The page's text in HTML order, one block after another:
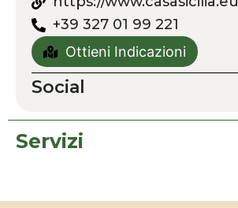
+39 327 01 99 221
Ottieni Indicazioni
Social
Servizi